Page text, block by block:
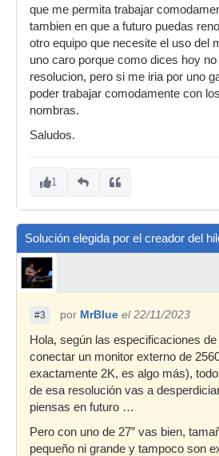
que me permita trabajar
tambien en que a futuro puedas
otro equipo que necesite el uso del
uno caro porque como dices hoy
resolucion, pero si me iria por uno
poder trabajar comodamente con
nombras.
Saludos.
1
Solución elegida por el creador del
#3 por MrBlue el 22/11/2023
Hola, según las especificaciones de
conectar un monitor externo de
exactamente 2K, es algo más),
de esa resolución vas a
piensas en futuro …
Pero con uno de 27” vas bien,
pequeño ni grande y tampoco son